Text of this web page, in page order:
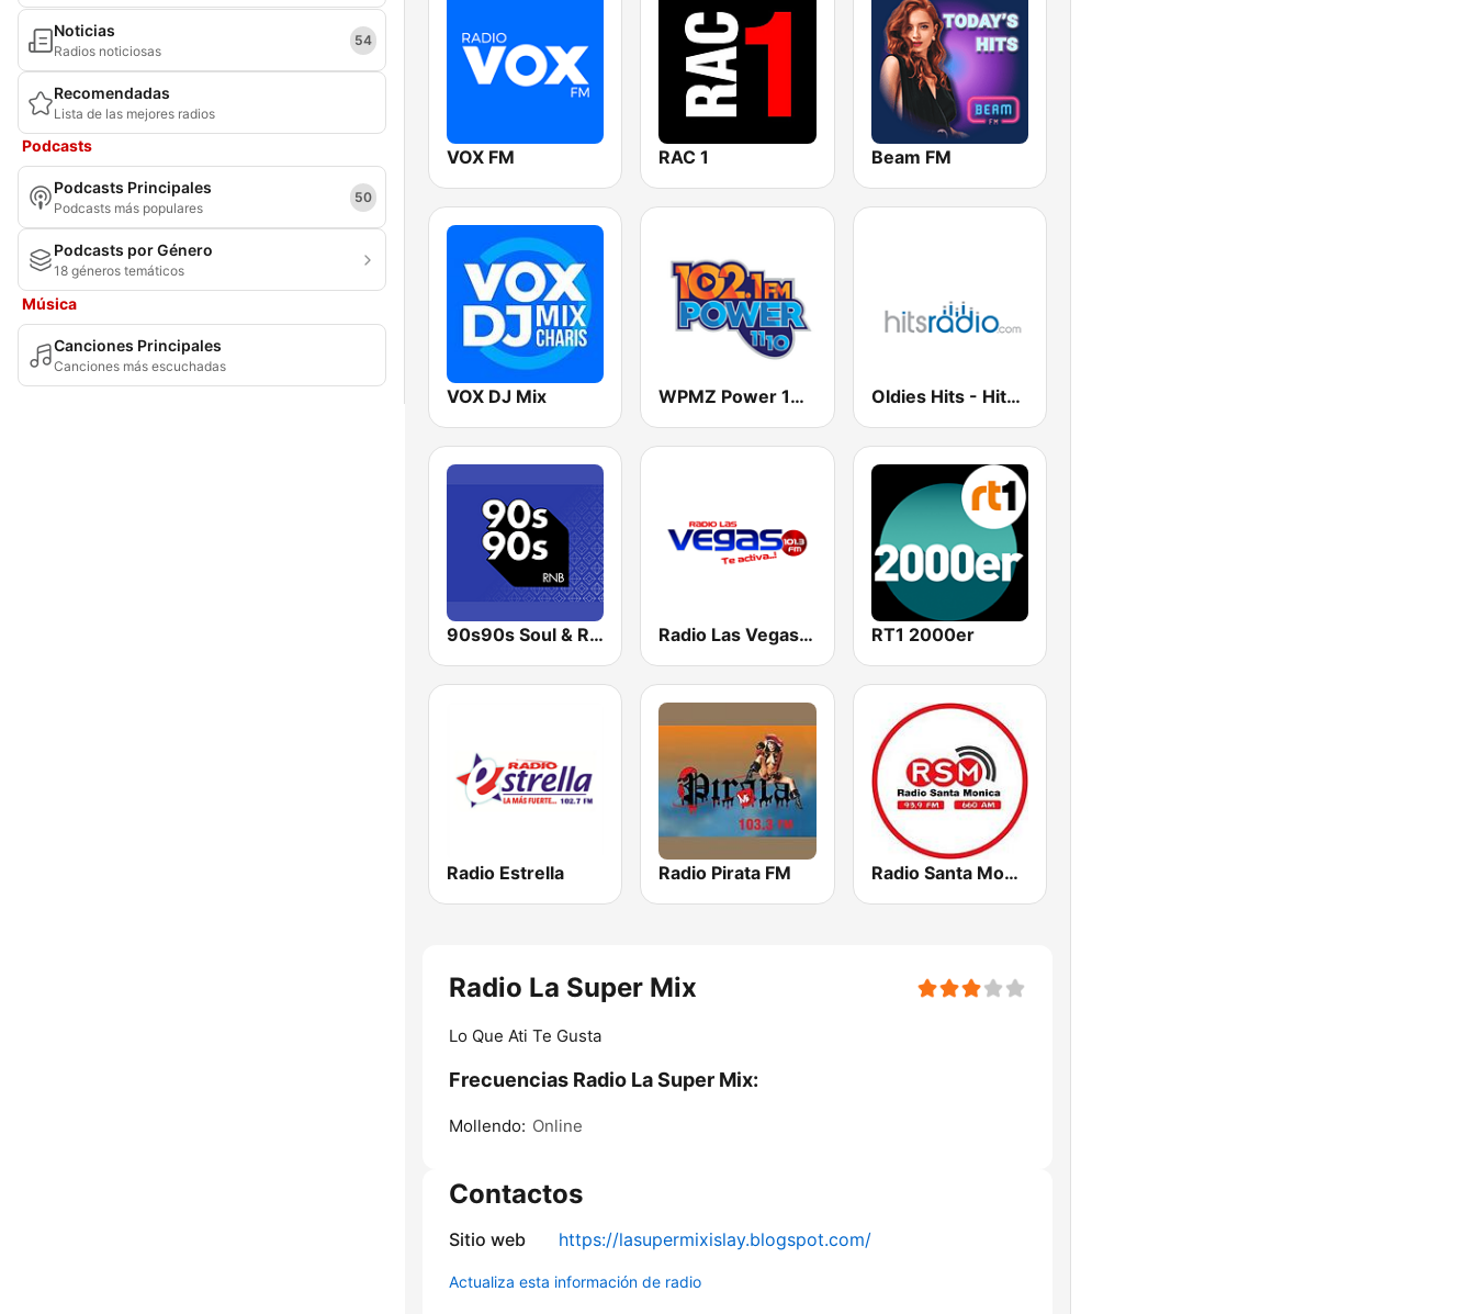
Noticias
Radios noticiosas
54
Recomendadas
Lista de las mejores radios
Podcasts
Podcasts Principales
Podcasts más populares
50
Podcasts por Género
18 géneros temáticos
Música
Canciones Principales
Canciones más escuchadas
VOX FM RAC 1 Beam FM
VOX DJ Mix WPMZ Power 102.1 Poder 1110 Oldies Hits - Hits Radio
90s90s Soul & R&B Radio Las Vegas Cusco RT1 2000er
Radio Estrella Radio Pirata FM Radio Santa Monica
Radio La Super Mix
Lo Que Ati Te Gusta
Frecuencias Radio La Super Mix:
Mollendo: Online
Contactos
Sitio web https://lasupermixislay.blogspot.com/
Actualiza esta información de radio